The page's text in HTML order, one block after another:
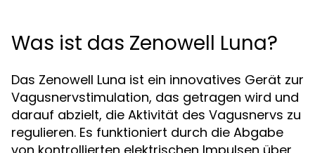
Was ist das Zenowell Luna?
Das Zenowell Luna ist ein innovatives Gerät zur
Vagusnervstimulation, das getragen wird und
darauf abzielt, die Aktivität des Vagusnervs zu
regulieren. Es funktioniert durch die Abgabe